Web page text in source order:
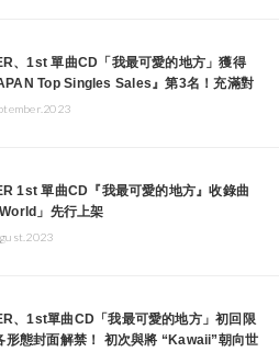
、1st 單曲CD「我最可愛的地方」獲得
Top Singles Sales』第3名！充滿對
之日本全國巡迴・準最終場演唱會報導
1st 單曲CD『我最可愛的地方』收錄曲
」先行上架
、1st單曲CD「我最可愛的地方」初回限
形態封面解禁！ 初次與將 “Kawaii”朝向世